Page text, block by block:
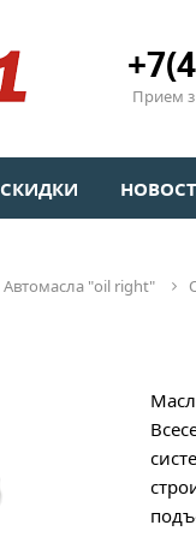
Прием
СКИДКИ
автомасла "oil right"